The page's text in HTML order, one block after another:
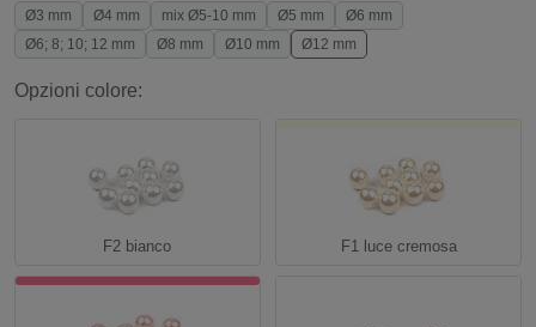
Ø3 mm Ø4 mm mix Ø5-10 mm Ø5 mm
Ø6 mm
Ø6; 8; 10; 12 mm
Ø8 mm Ø10 mm Ø12 mm
Opzioni colore:
F2 bianco F1 luce cremosa